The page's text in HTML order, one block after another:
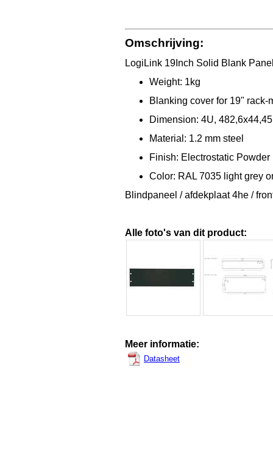
Omschrijving:
LogiLink 19Inch Solid Blank
Weight: 1kg
Blanking cover for 19" rack-
Dimension: 4U,
Material: 1.2 mm steel
Finish: Electrostatic Powder
Color: RAL 7035 light grey
Blindpaneel / afdekplaat 4he /
Alle foto's van dit product:
Meer informatie:
Datasheet